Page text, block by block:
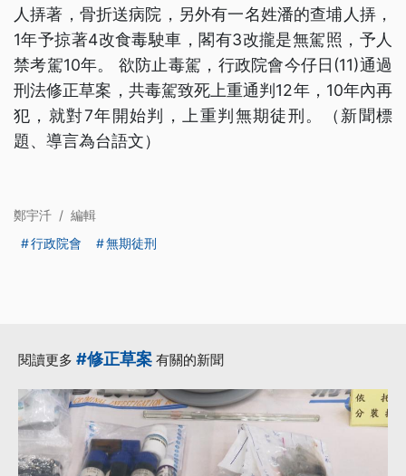
人挵著，骨折送病院，另外有一名姓潘的查埔人挵，
1年予掠著4改食毒駛車，閣有3改攏是無駕照，予人
禁考駕10年。 欲防止毒駕，行政院會今仔日(11)通過
刑法修正草案，共毒駕致死上重通判12年，10年內再
犯，就對7年開始判，上重判無期徒刑。（新聞標
題、導言為台語文）
鄭宇汘 / 編輯
行政院會
無期徒刑
閱讀更多 #修正草案 有關的新聞